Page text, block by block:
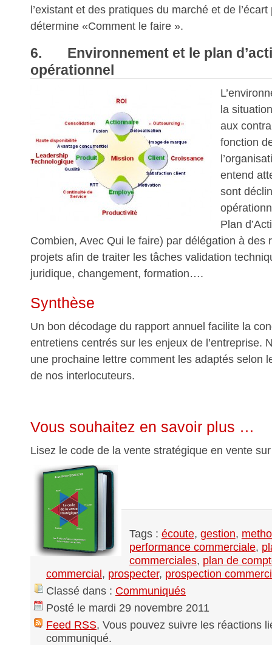
l’existant et des pratiques du marché et de
détermine «Comment le faire ».
6. Environnement et le plan
opérationnel
la
aux
fonction
entend
sont
Plan
Combien, Avec Qui le faire) par délégation à des
projets afin de traiter les tâches validation
juridique, changement, formation….
Synthèse
Un bon décodage du rapport annuel facilite la
entretiens centrés sur les enjeux de l’entreprise.
une prochaine lettre comment les adaptés selon
de nos interlocuteurs.
Vous souhaitez en savoir plus …
Lisez le code de la vente stratégique en vente
Tags : écoute, gestion,
performance commerciale,
commerciales, plan de
commercial, prospecter, prospection
Classé dans : Communiqués
Posté le mardi 29 novembre 2011
Feed RSS, Vous pouvez suivre les réactions
communiqué.